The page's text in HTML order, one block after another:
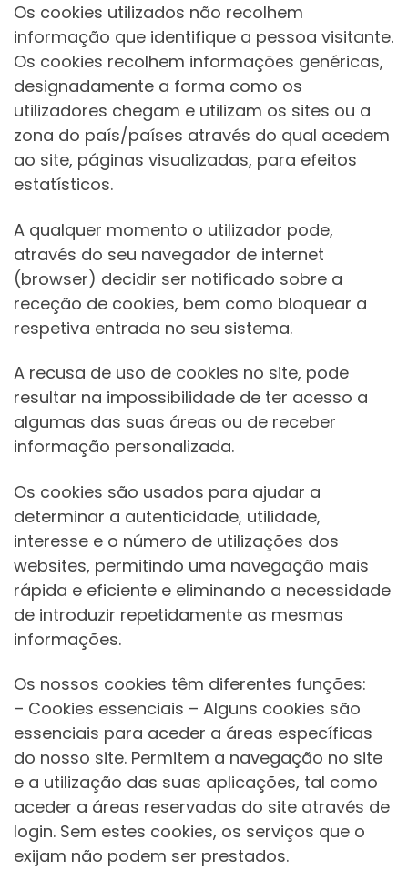
Os cookies utilizados não recolhem
informação que identifique a pessoa visitante.
Os cookies recolhem informações genéricas,
designadamente a forma como os
utilizadores chegam e utilizam os sites ou a
zona do país/países através do qual acedem
ao site, páginas visualizadas, para efeitos
estatísticos.
A qualquer momento o utilizador pode,
através do seu navegador de internet
(browser) decidir ser notificado sobre a
receção de cookies, bem como bloquear a
respetiva entrada no seu sistema.
A recusa de uso de cookies no site, pode
resultar na impossibilidade de ter acesso a
algumas das suas áreas ou de receber
informação personalizada.
Os cookies são usados para ajudar a
determinar a autenticidade, utilidade,
interesse e o número de utilizações dos
websites, permitindo uma navegação mais
rápida e eficiente e eliminando a necessidade
de introduzir repetidamente as mesmas
informações.
Os nossos cookies têm diferentes funções:
– Cookies essenciais – Alguns cookies são
essenciais para aceder a áreas específicas
do nosso site. Permitem a navegação no site
e a utilização das suas aplicações, tal como
aceder a áreas reservadas do site através de
login. Sem estes cookies, os serviços que o
exijam não podem ser prestados.